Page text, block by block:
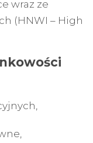
wraz ze
(HNWI – High